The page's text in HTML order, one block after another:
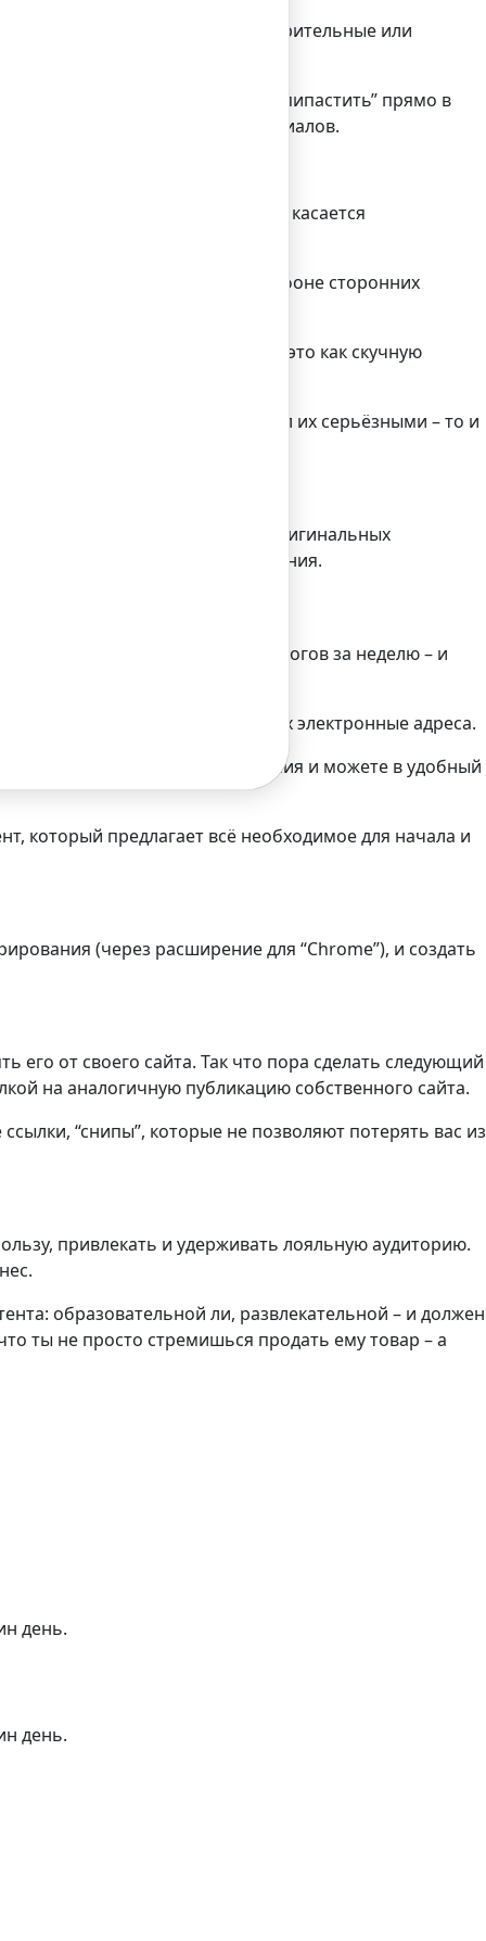
– так что встраивать зрительные или
которую можно просто “скопипастить” прямо в
этичность рассылаемых материалов.
факт – особенно это касается
бренд может затеряться на фоне сторонних
многие могут расценить это как скучную
стараниями.
значения. Если автор посчитал их серьёзными – то и
и ваш обязательно оценят.
засветиться автору оригинальных
кусочек и от их пирога внимания.
интересные события из блогов за неделю – и
снова и снова – и знать их электронные адреса.
а вы держите их в поле зрения и можете в удобный
который предлагает всё необходимое для начала и
(через расширение для “Chrome”), и создать
его от своего сайта. Так что пора сделать следующий
на аналогичную публикацию собственного сайта.
“снипы”, которые не позволяют потерять вас из
привлекать и удерживать лояльную аудиторию.
образовательной ли, развлекательной – и должен
ты не просто стремишься продать ему товар – а
день.
день.